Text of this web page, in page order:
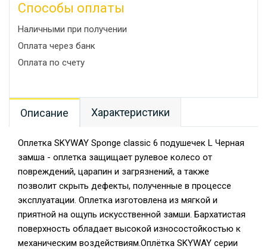
Способы оплаты
Наличными при получении
Оплата через банк
Оплата по счету
Описание Характеристики
Оплетка SKYWAY Sponge classic 6 подушечек L Черная
замша - оплетка защищает рулевое колесо от
повреждений, царапин и загрязнений, а также
позволит скрыть дефекты, полученные в процессе
эксплуатации. Оплетка изготовлена из мягкой и
приятной на ощупь искусственной замши. Бархатистая
поверхность обладает высокой износостойкостью к
механическим воздействиям.Оплётка SKYWAY серии